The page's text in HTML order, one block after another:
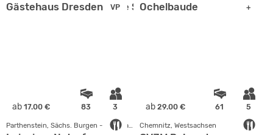
VP
Gästehaus Dresden "Alte Schule Gohlis" +
Ochelbaude
ab 17.00 € 83 3 ab 29.00 € 61 5
Chemnitz, Westsachsen